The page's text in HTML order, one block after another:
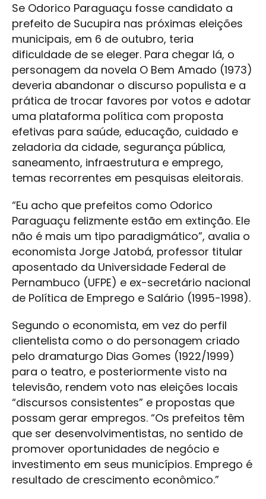
Se Odorico Paraguaçu fosse candidato a
prefeito de Sucupira nas próximas eleições
municipais, em 6 de outubro, teria
dificuldade de se eleger. Para chegar lá, o
personagem da novela O Bem Amado (1973)
deveria abandonar o discurso populista e a
prática de trocar favores por votos e adotar
uma plataforma política com proposta
efetivas para saúde, educação, cuidado e
zeladoria da cidade, segurança pública,
saneamento, infraestrutura e emprego,
temas recorrentes em pesquisas eleitorais.
“Eu acho que prefeitos como Odorico
Paraguaçu felizmente estão em extinção. Ele
não é mais um tipo paradigmático”, avalia o
economista Jorge Jatobá, professor titular
aposentado da Universidade Federal de
Pernambuco (UFPE) e ex-secretário nacional
de Política de Emprego e Salário (1995-1998).
Segundo o economista, em vez do perfil
clientelista como o do personagem criado
pelo dramaturgo Dias Gomes (1922/1999)
para o teatro, e posteriormente visto na
televisão, rendem voto nas eleições locais
“discursos consistentes” e propostas que
possam gerar empregos. “Os prefeitos têm
que ser desenvolvimentistas, no sentido de
promover oportunidades de negócio e
investimento em seus municípios. Emprego é
resultado de crescimento econômico.”